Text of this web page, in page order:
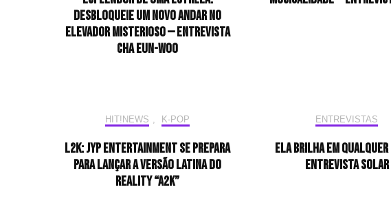
desbloqueie um novo andar no
elevador misterioso — Entrevista
CHA EUN-WOO
HIT!NEWS , K-POP
L2K: JYP Entertainment se prepara
para lançar a versão latina do
reality “A2K”
ENTREVISTAS
Ela brilha em
Entrevista Solar